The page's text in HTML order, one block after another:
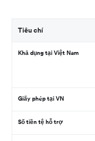
Tiêu chí
Khả dụng tại Việt Nam
Giấy phép tại VN
Số tiền tệ hỗ trợ